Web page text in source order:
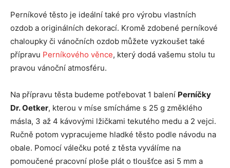
Perníkové těsto je ideální také pro výrobu vlastních
ozdob a originálních dekorací. Kromě zdobené perníkové
chaloupky či vánočních ozdob můžete vyzkoušet také
přípravu Perníkového věnce, který dodá vašemu stolu tu
pravou vánoční atmosféru.
Na přípravu těsta budeme potřebovat 1 balení Perníčky
Dr. Oetker, kterou v míse smícháme s 25 g změklého
másla, 3 až 4 kávovými lžičkami tekutého medu a 2 vejci.
Ručně potom vypracujeme hladké těsto podle návodu na
obale. Pomocí válečku poté z těsta vyválíme na
pomoučené pracovní ploše plát o tloušťce asi 5 mm a